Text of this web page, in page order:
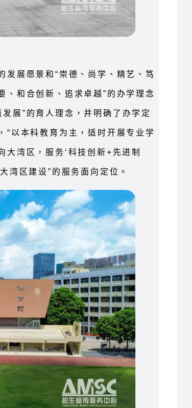
发展愿景和“崇德、尚学、精艺、笃
、和合创新、追求卓越”的办学理念
展”的育人理念，并明确了办学定
“以本科教育为主，适时开展专业学
大湾区，服务‘科技创新+先进制
湾区建设”的服务面向定位。